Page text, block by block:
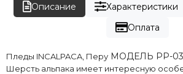
Описание Характеристики
Оплата
Пледы INCALPACA, Перу МОДЕЛЬ РР-03
Шерсть альпака имеет интересную